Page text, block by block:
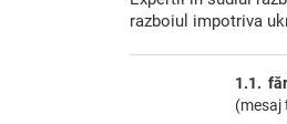
razboiul impotriva
1.1.
(mesaj